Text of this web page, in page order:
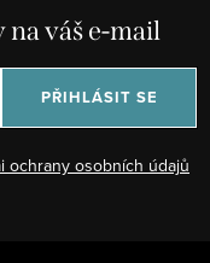
váš e-mail
ochrany osobních údajů
PŘIHLÁSIT SE